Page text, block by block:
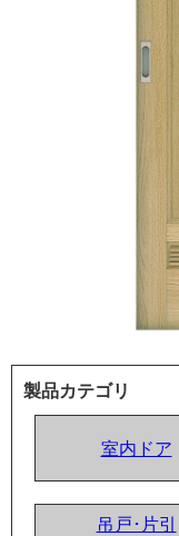
製品カテゴリ
室内ドア
吊戸･片引